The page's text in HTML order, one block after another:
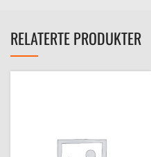
RELATERTE PRODUKTER